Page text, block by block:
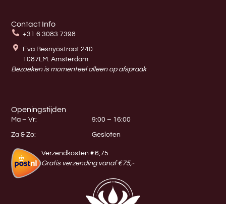
Contact Info
+31 6 3083 7398
Eva Besnyöstraat 240
1087LM. Amsterdam
Bezoeken is momenteel alleen op afspraak
Openingstijden
Ma – Vr: 9:00 – 16:00
Za & Zo: Gesloten
Verzendkosten €6,75
Gratis verzending vanaf €75,-